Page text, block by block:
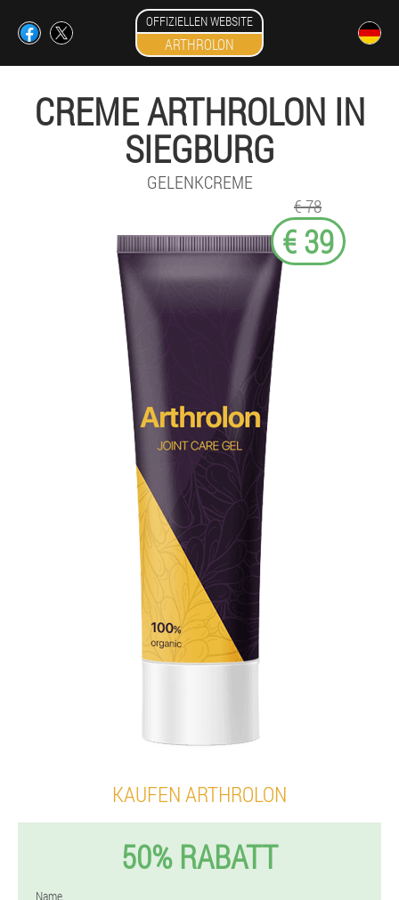
OFFIZIELLEN WEBSITE
ARTHROLON
CREME ARTHROLON IN
SIEGBURG
GELENKCREME
€ 78
€ 39
KAUFEN ARTHROLON
50% RABATT
Name